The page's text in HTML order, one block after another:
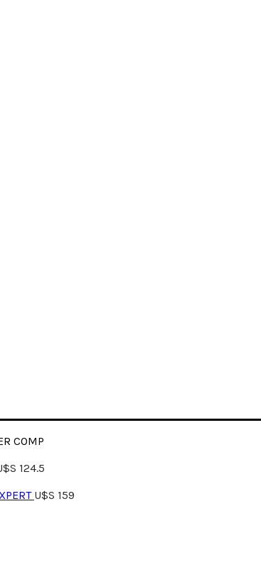
COMP
124.5
U$S 159